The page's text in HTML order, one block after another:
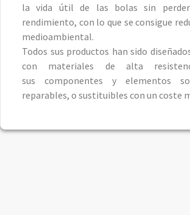
la vida útil de las bolas sin
rendimiento, con lo que se consigue
medioambiental.
Todos sus productos han sido
con materiales de alta
sus componentes y elementos
reparables, o sustituibles con un coste